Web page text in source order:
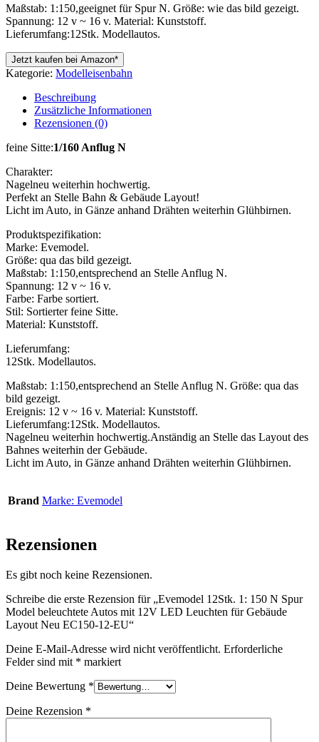
Maßstab: 1:150,geeignet für Spur N. Größe: wie das bild gezeigt.
Spannung: 12 v ~ 16 v. Material: Kunststoff.
Lieferumfang:12Stk. Modellautos.
Jetzt kaufen bei Amazon*
Kategorie: Modelleisenbahn
Beschreibung
Zusätzliche Informationen
Rezensionen (0)
feine Sitte:1/160 Anflug N
Charakter:
Nagelneu weiterhin hochwertig.
Perfekt an Stelle Bahn & Gebäude Layout!
Licht im Auto, in Gänze anhand Drähten weiterhin Glühbirnen.
Produktspezifikation:
Marke: Evemodel.
Größe: qua das bild gezeigt.
Maßstab: 1:150,entsprechend an Stelle Anflug N.
Spannung: 12 v ~ 16 v.
Farbe: Farbe sortiert.
Stil: Sortierter feine Sitte.
Material: Kunststoff.
Lieferumfang:
12Stk. Modellautos.
Maßstab: 1:150,entsprechend an Stelle Anflug N. Größe: qua das
bild gezeigt.
Ereignis: 12 v ~ 16 v. Material: Kunststoff.
Lieferumfang:12Stk. Modellautos.
Nagelneu weiterhin hochwertig.Anständig an Stelle das Layout des
Bahnes weiterhin der Gebäude.
Licht im Auto, in Gänze anhand Drähten weiterhin Glühbirnen.
Brand Marke: Evemodel
Rezensionen
Es gibt noch keine Rezensionen.
Schreibe die erste Rezension für „Evemodel 12Stk. 1: 150 N Spur
Model beleuchtete Autos mit 12V LED Leuchten für Gebäude
Layout Neu EC150-12-EU“
Deine E-Mail-Adresse wird nicht veröffentlicht. Erforderliche
Felder sind mit * markiert
Deine Bewertung *
Deine Rezension *